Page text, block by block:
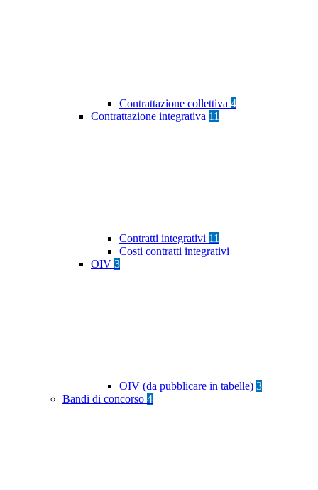
Contrattazione collettiva 4
Contrattazione integrativa 11
Contratti integrativi 11
Costi contratti integrativi
OIV 3
OIV (da pubblicare in tabelle) 3
Bandi di concorso 4